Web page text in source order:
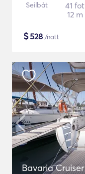
Seilbåt
41 fot
12 m
$528 /natt
Bavaria Cruiser